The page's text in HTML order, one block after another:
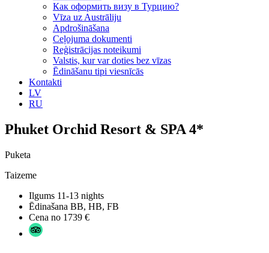
Как оформить визу в Турцию?
Vīza uz Austrāliju
Apdrošināšana
Ceļojuma dokumenti
Reģistrācijas noteikumi
Valstis, kur var doties bez vīzas
Ēdināšanu tipi viesnīcās
Kontakti
LV
RU
Phuket Orchid Resort & SPA 4*
Puketa
Taizeme
Ilgums 11-13 nights
Ēdinašana BB, HB, FB
Cena no 1739 €